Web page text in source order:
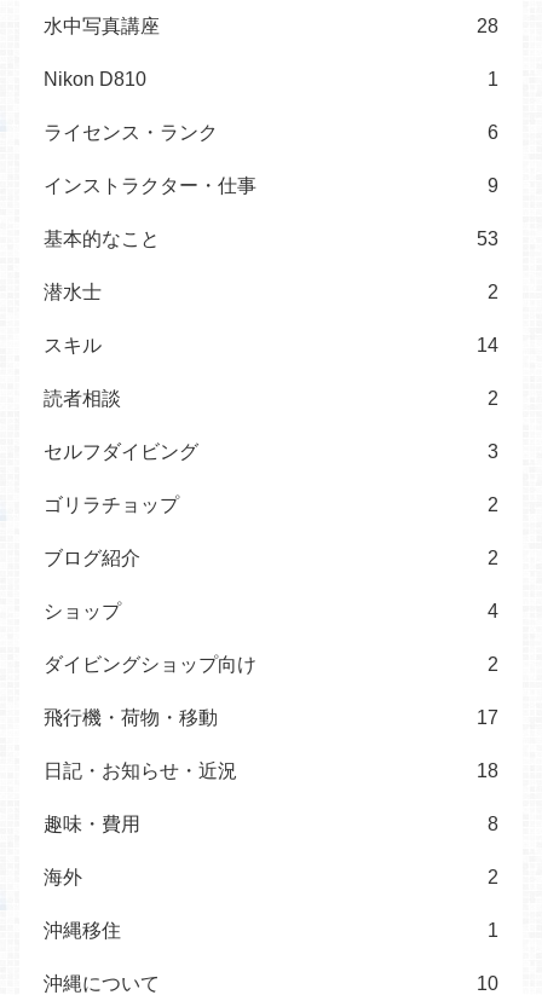
水中写真講座 28
Nikon D810 1
ライセンス・ランク 6
インストラクター・仕事 9
基本的なこと 53
潜水士 2
スキル 14
読者相談 2
セルフダイビング 3
ゴリラチョップ 2
ブログ紹介 2
ショップ 4
ダイビングショップ向け 2
飛行機・荷物・移動 17
日記・お知らせ・近況 18
趣味・費用 8
海外 2
沖縄移住 1
沖縄について 10